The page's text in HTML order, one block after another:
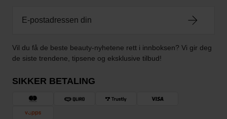
Vil du få de beste beauty-nyhetene rett i innboksen? Vi gir deg
de siste trendene, tipsene og eksklusive tilbud!
SIKKER BETALING